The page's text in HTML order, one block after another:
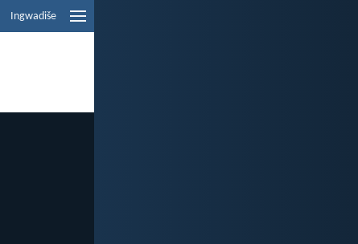
Ingwadiše